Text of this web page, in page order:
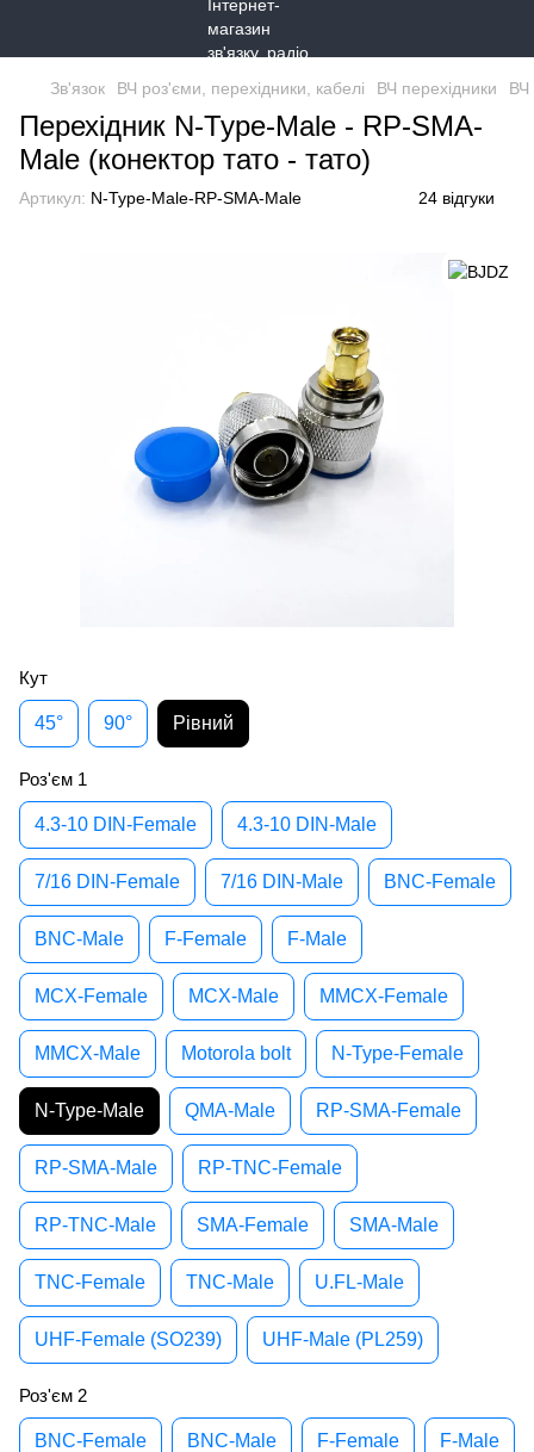
Зв'язок ВЧ роз'єми, перехідники, кабелі ВЧ перехідники ВЧ
Перехідник N-Type-Male - RP-SMA-
Male (конектор тато - тато)
Артикул: N-Type-Male-RP-SMA-Male 24 відгуки
Кут
45° 90° Рівний
Роз'єм 1
4.3-10 DIN-Female 4.3-10 DIN-Male
7/16 DIN-Female 7/16 DIN-Male BNC-Female
BNC-Male F-Female F-Male
MCX-Female MCX-Male MMCX-Female
MMCX-Male Motorola bolt N-Type-Female
N-Type-Male QMA-Male RP-SMA-Female
RP-SMA-Male RP-TNC-Female
RP-TNC-Male SMA-Female SMA-Male
TNC-Female TNC-Male U.FL-Male
UHF-Female (SO239) UHF-Male (PL259)
Роз'єм 2
BNC-Female BNC-Male F-Female F-Male